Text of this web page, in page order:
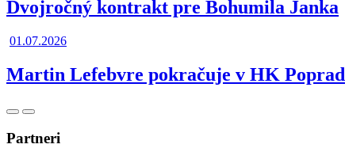
Dvojročný kontrakt pre Bohumila Janka
01.07.2026
Martin Lefebvre pokračuje v HK Poprad
PosunúťPosunúť
Partneri